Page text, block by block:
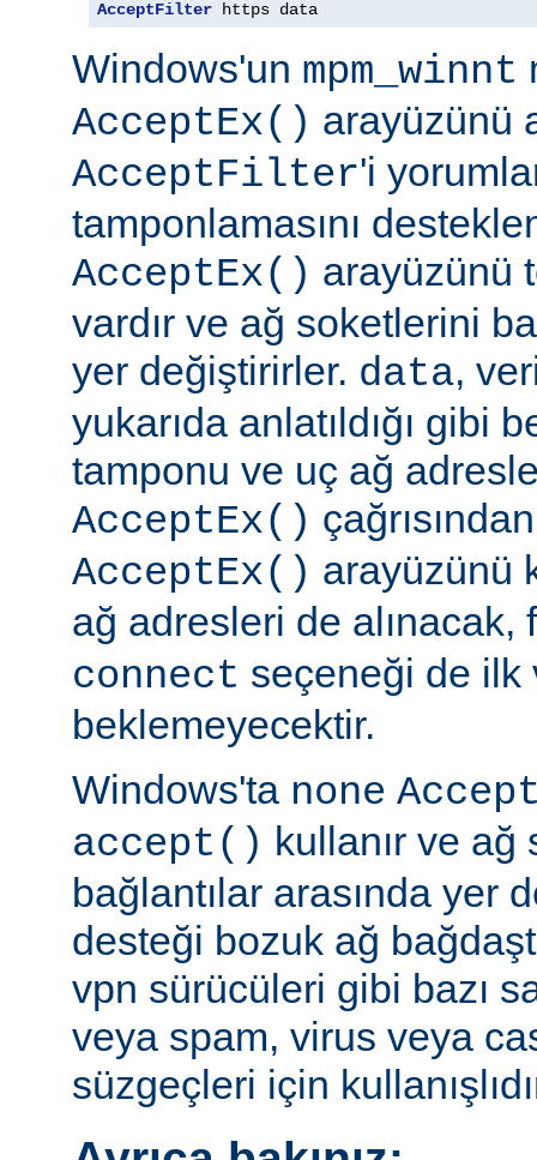
AcceptFilter https data
Windows'un mpm_winnt
AcceptEx() arayüzünü
AcceptFilter'i
tamponlamasını
AcceptEx() arayüzünü
vardır ve ağ soketlerini
yer değiştirirler. data,
yukarıda anlatıldığı gibi
tamponu ve uç ağ
AcceptEx()
AcceptEx() arayüzünü
ağ adresleri de alınacak,
connect seçeneği de ilk
beklemeyecektir.
Windows'ta none
accept() kullanır ve ağ
bağlantılar arasında yer
desteği bozuk ağ
vpn sürücüleri gibi bazı
veya spam, virus veya
süzgeçleri için